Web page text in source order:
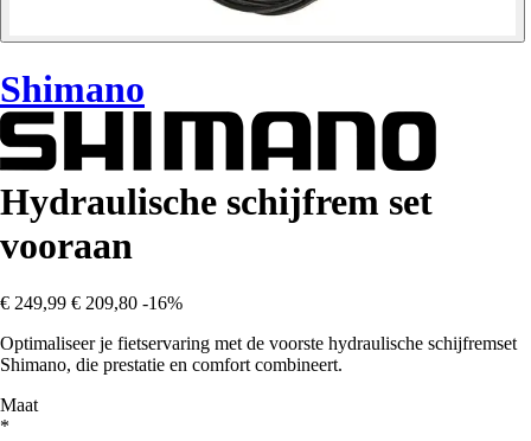
Shimano
Hydraulische schijfrem set
vooraan
€ 249,99 € 209,80 -16%
Optimaliseer je fietservaring met de voorste hydraulische schijfremset
Shimano, die prestatie en comfort combineert.
Maat
*